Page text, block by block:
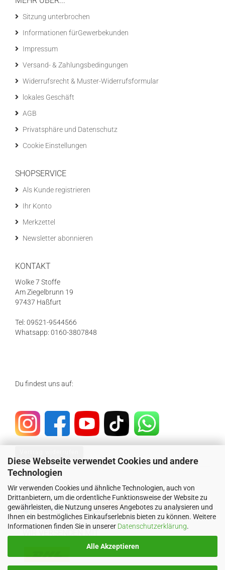
Diese Webseite verwendet Cookies und andere
Technologien
Wir verwenden Cookies und ähnliche Technologien, auch von
Drittanbietern, um die ordentliche Funktionsweise der Website zu
gewährleisten, die Nutzung unseres Angebotes zu analysieren und
Ihnen ein bestmögliches Einkaufserlebnis bieten zu können. Weitere
Informationen finden Sie in unserer Datenschutzerklärung.
Alle Akzeptieren
Sitzung unterbrochen
Informationen fürGewerbekunden
Impressum
Versand- & Zahlungsbedingungen
Widerrufsrecht & Muster-Widerrufsformular
lokales Geschäft
AGB
Privatsphäre und Datenschutz
Cookie Einstellungen
SHOPSERVICE
Als Kunde registrieren
Ihr Konto
Merkzettel
Newsletter abonnieren
KONTAKT
Wolke 7 Stoffe
Am Ziegelbrunn 19
97437 Haßfurt
Tel: 09521-9544566
Whatsapp: 0160-3807848
Du findest uns auf:
SICHER EINKAUFEN MIT